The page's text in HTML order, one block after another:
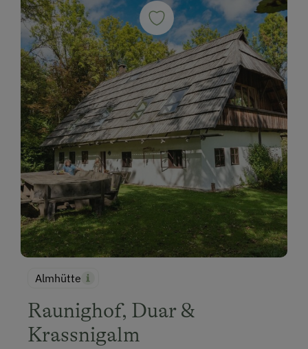
Almhütte
Raunighof, Duar &
Krassnigalm